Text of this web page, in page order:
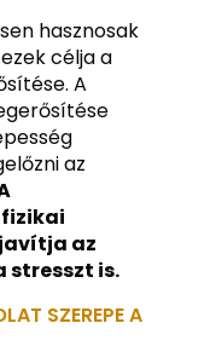
hasznosak
célja a
A
az
az
stresszt is.
SZEREPE A